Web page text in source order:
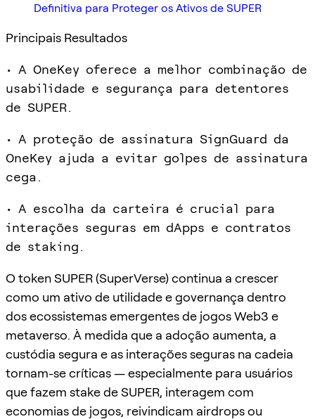
Definitiva para Proteger os Ativos de SUPER
Principais Resultados
• A OneKey oferece a melhor combinação de
usabilidade e segurança para detentores
de SUPER.
• A proteção de assinatura SignGuard da
OneKey ajuda a evitar golpes de assinatura
cega.
• A escolha da carteira é crucial para
interações seguras em dApps e contratos
de staking.
O token SUPER (SuperVerse) continua a crescer
como um ativo de utilidade e governança dentro
dos ecossistemas emergentes de jogos Web3 e
metaverso. À medida que a adoção aumenta, a
custódia segura e as interações seguras na cadeia
tornam-se críticas — especialmente para usuários
que fazem stake de SUPER, interagem com
economias de jogos, reivindicam airdrops ou